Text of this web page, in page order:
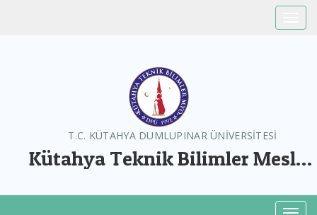
T.C. KÜTAHYA DUMLUPINAR ÜNİVERSİTESİ
Kütahya Teknik Bilimler Meslek